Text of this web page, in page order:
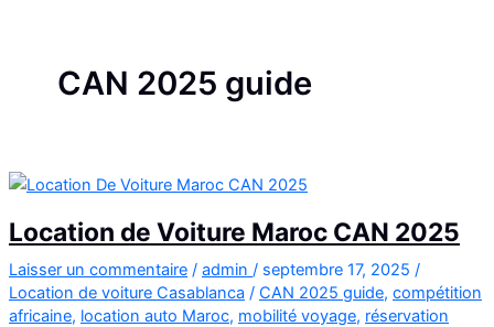
CAN 2025 guide
Location de Voiture Maroc CAN 2025
Laisser un commentaire / admin / septembre 17, 2025 /
Location de voiture Casablanca / CAN 2025 guide, compétition
africaine, location auto Maroc, mobilité voyage, réservation